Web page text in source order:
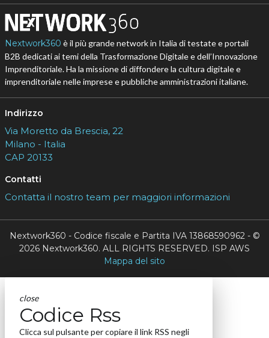
Nextwork360 è il più grande network in Italia di testate e portali
B2B dedicati ai temi della Trasformazione Digitale e dell’Innovazione
Imprenditoriale. Ha la missione di diffondere la cultura digitale e
imprenditoriale nelle imprese e pubbliche amministrazioni italiane.
Indirizzo
Via Moretto da Brescia, 22
Milano - Italia
CAP 20133
Contatti
Contatta il nostro team per maggiori informazioni
Nextwork360 - Codice fiscale e Partita IVA 13868590962 - ©
2026 Nextwork360. ALL RIGHTS RESERVED. ISP AWS
Mappa del sito
close
Codice Rss
Clicca sul pulsante per copiare il link RSS negli